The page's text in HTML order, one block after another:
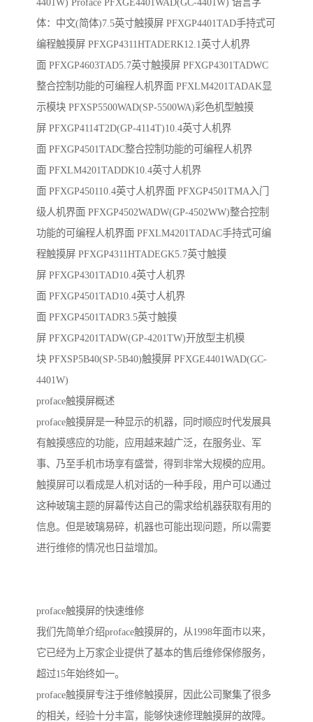
4401W) Proface PFXGE4401WAD(GC-4401W) 语言字
体：中文(简体)7.5英寸触摸屏 PFXGP4401TAD手持式可
编程触摸屏 PFXGP4311HTADERK12.1英寸人机界
面 PFXGP4603TAD5.7英寸触摸屏 PFXGP4301TADWC
整合控制功能的可编程人机界面 PFXLM4201TADAK显
示模块 PFXSP5500WAD(SP-5500WA)彩色机型触摸
屏 PFXGP4114T2D(GP-4114T)10.4英寸人机界
面 PFXGP4501TADC整合控制功能的可编程人机界
面 PFXLM4201TADDK10.4英寸人机界
面 PFXGP450110.4英寸人机界面 PFXGP4501TMA入门
级人机界面 PFXGP4502WADW(GP-4502WW)整合控制
功能的可编程人机界面 PFXLM4201TADAC手持式可编
程触摸屏 PFXGP4311HTADEGK5.7英寸触摸
屏 PFXGP4301TAD10.4英寸人机界
面 PFXGP4501TAD10.4英寸人机界
面 PFXGP4501TADR3.5英寸触摸
屏 PFXGP4201TADW(GP-4201TW)开放型主机模
块 PFXSP5B40(SP-5B40)触摸屏 PFXGE4401WAD(GC-
4401W)
proface触摸屏概述
proface触摸屏是一种显示的机器，同时顺应时代发展具
有触摸感应的功能，应用越来越广泛，在服务业、军
事、乃至手机市场享有盛誉，得到非常大规模的应用。
触摸屏可以看成是人机对话的一种手段，用户可以通过
这种玻璃主题的屏幕传达自己的需求给机器获取有用的
信息。但是玻璃易碎，机器也可能出现问题，所以需要
进行维修的情况也日益增加。
proface触摸屏的快速维修
我们先简单介绍proface触摸屏的，从1998年面市以来，
它已经为上万家企业提供了基本的售后维修保修服务，
超过15年始终如一。
proface触摸屏专注于维修触摸屏，因此公司聚集了很多
的相关，经验十分丰富，能够快速修理触摸屏的故障。